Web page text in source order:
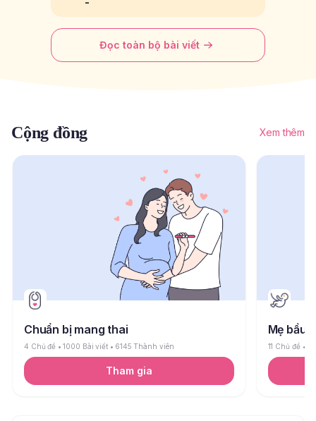
Đọc toàn bộ bài viết
Cộng đồng Xem thêm
Chuẩn bị mang thai
4 Chủ đề 1000 Bài viết 6145 Thành viên
Tham gia
Mẹ bầu
11 Chủ đề